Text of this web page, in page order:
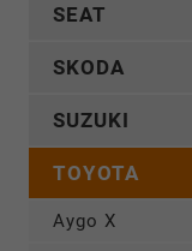
SEAT
SKODA
SUZUKI
TOYOTA
Aygo X